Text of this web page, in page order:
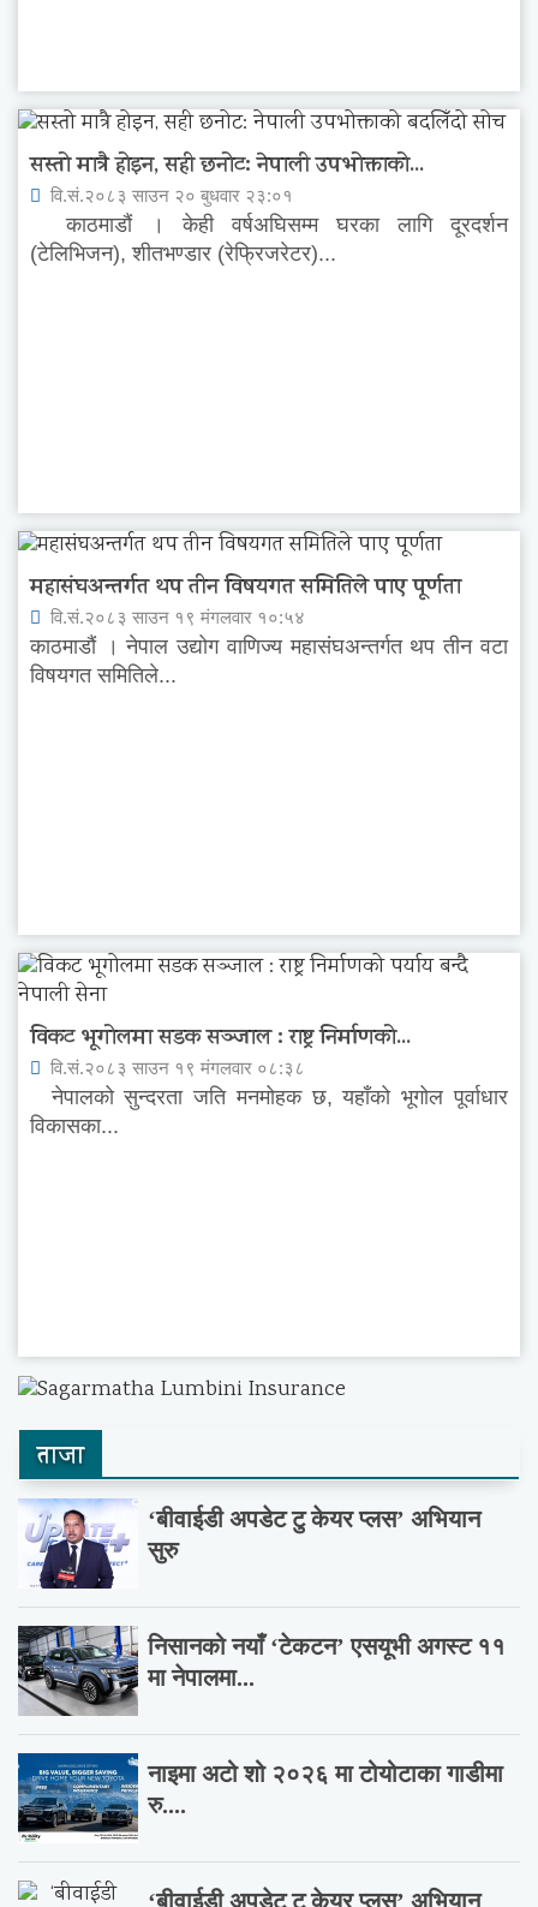
सस्तो मात्रै होइन, सही छनोट: नेपाली उपभोक्ताको...
वि.सं.२०८३ साउन २० बुधवार २३:०१
काठमाडौं । केही वर्षअघिसम्म घरका लागि दूरदर्शन
(टेलिभिजन), शीतभण्डार (रेफ्रिजरेटर)...
महासंघअन्तर्गत थप तीन विषयगत समितिले पाए पूर्णता
वि.सं.२०८३ साउन १९ मंगलवार १०:५४
काठमाडौं । नेपाल उद्योग वाणिज्य महासंघअन्तर्गत थप तीन वटा
विषयगत समितिले...
विकट भूगोलमा सडक सञ्जाल : राष्ट्र निर्माणको...
वि.सं.२०८३ साउन १९ मंगलवार ०८:३८
नेपालको सुन्दरता जति मनमोहक छ, यहाँको भूगोल पूर्वाधार
विकासका...
ताजा
‘बीवाईडी अपडेट टु केयर प्लस’ अभियान
सुरु
निसानको नयाँ ‘टेकटन’ एसयूभी अगस्ट ११
मा नेपालमा...
नाइमा अटो शो २०२६ मा टोयोटाका गाडीमा
रु....
‘बीवाईडी अपडेट टु केयर प्लस’ अभियान